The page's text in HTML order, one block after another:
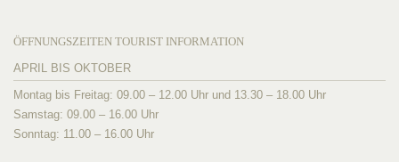
ÖFFNUNGSZEITEN TOURIST INFORMATION
APRIL BIS OKTOBER
Montag bis Freitag: 09.00 – 12.00 Uhr und 13.30 – 18.00 Uhr
Samstag: 09.00 – 16.00 Uhr
Sonntag: 11.00 – 16.00 Uhr